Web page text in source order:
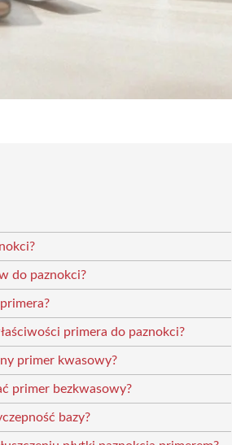
do paznokci?
primera do paznokci?
primer kwasowy?
primer bezkwasowy?
bazy?